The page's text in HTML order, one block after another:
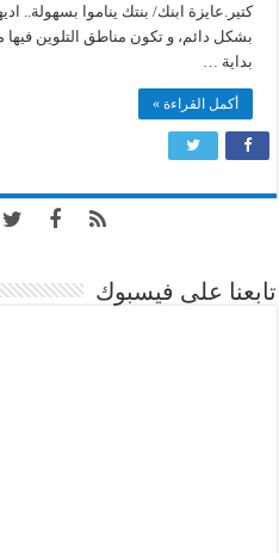
كتير.عايزة ابنك/ بنتك يناموا بسهولة..
بشكل دائم، و تكون مناطق التلوين
بداية …
أكمل القراءة »
تابعنا على فيسبوك